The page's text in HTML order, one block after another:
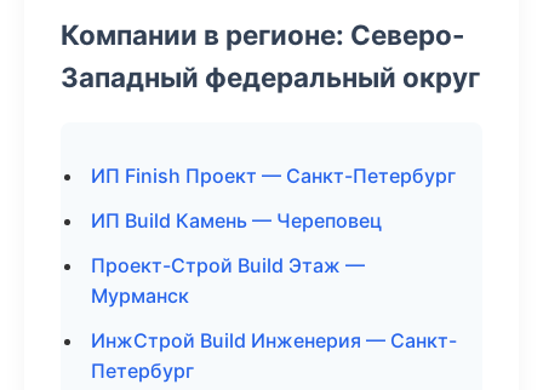
Компании в регионе: Северо-
Западный федеральный округ
ИП Finish Проект — Санкт-Петербург
ИП Build Камень — Череповец
Проект-Строй Build Этаж —
Мурманск
ИнжСтрой Build Инженерия — Санкт-
Петербург